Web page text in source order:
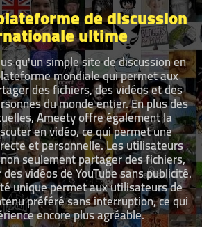
de discussion
ultime
qu'un simple site de discussion en
mondiale qui permet aux
des fichiers, des vidéos et des
du monde entier. En plus des
Ameety offre également la
en vidéo, ce qui permet une
et personnelle. Les utilisateurs
seulement partager des fichiers,
vidéos de YouTube sans publicité.
unique permet aux utilisateurs de
préféré sans interruption, ce qui
encore plus agréable.